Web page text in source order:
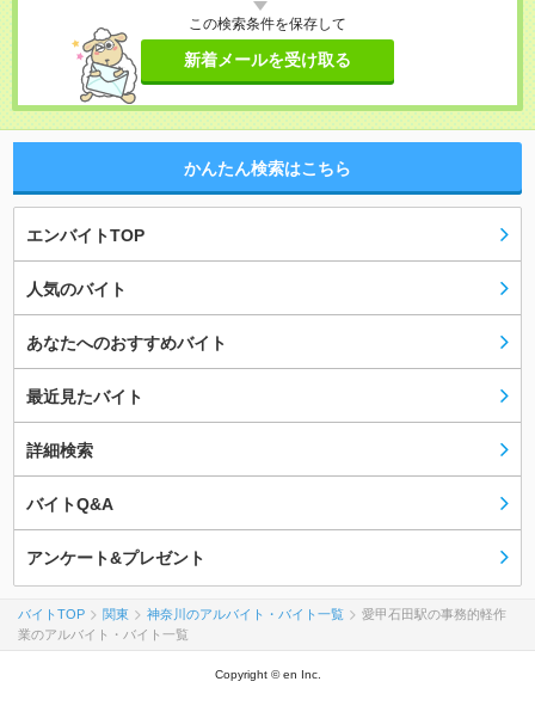
この検索条件を保存して
新着メールを受け取る
かんたん検索はこちら
エンバイトTOP
人気のバイト
あなたへのおすすめバイト
最近見たバイト
詳細検索
バイトQ&A
アンケート&プレゼント
バイトTOP 関東 神奈川のアルバイト・バイト一覧
愛甲石田駅の事務的軽作
業のアルバイト・バイト一覧
Copyright © en Inc.